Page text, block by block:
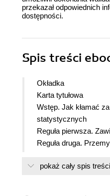
przekazał odpowiednich
dostępności.
Spis treści
Okładka
Karta tytułowa
Wstęp. Jak kłamać
statystycznych
Reguła pierwsza.
Reguła druga.
Reguła czwarta.
pokaż cały spis treści